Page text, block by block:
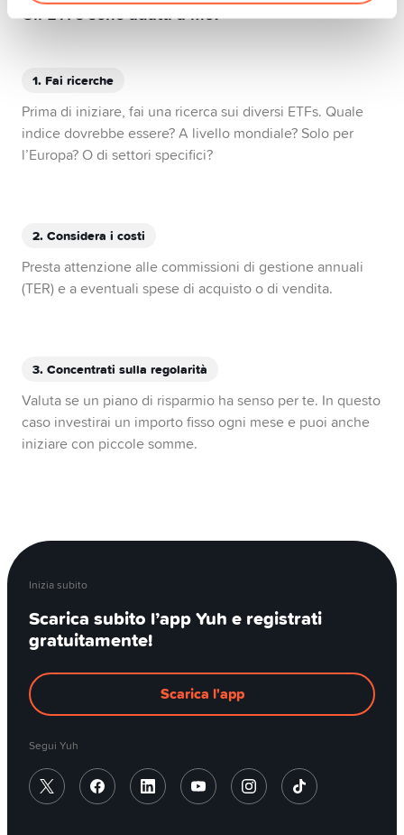
Gli ETFs sono adatti a me?
1. Fai ricerche
Prima di iniziare, fai una ricerca sui diversi ETFs. Quale
indice dovrebbe essere? A livello mondiale? Solo per
l’Europa? O di settori specifici?
2. Considera i costi
Presta attenzione alle commissioni di gestione annuali
(TER) e a eventuali spese di acquisto o di vendita.
3. Concentrati sulla regolarità
Valuta se un piano di risparmio ha senso per te. In questo
caso investirai un importo fisso ogni mese e puoi anche
iniziare con piccole somme.
Inizia subito
Scarica subito l’app Yuh e registrati
gratuitamente!
Scarica l'app
Segui Yuh